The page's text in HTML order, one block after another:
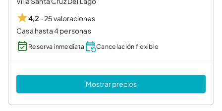
4,2 · 25 valoraciones
Casa hasta 4 personas
Reserva inmediata Cancelación flexible
Mostrar precios